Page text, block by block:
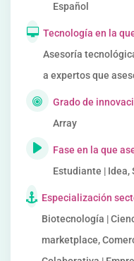
Español
Tecnología en la
Asesoría
a expertos que
Grado de
Array
Fase en la que
Estudiante | Idea,
Especialización
Biotecnología |
marketplace,